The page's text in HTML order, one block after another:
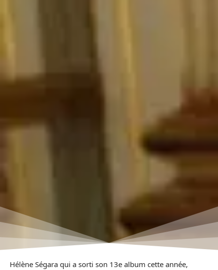
Hélène Ségara qui a sorti son 13e album cette année,